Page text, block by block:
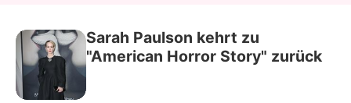
Sarah Paulson kehrt zu
"American Horror Story" zurück